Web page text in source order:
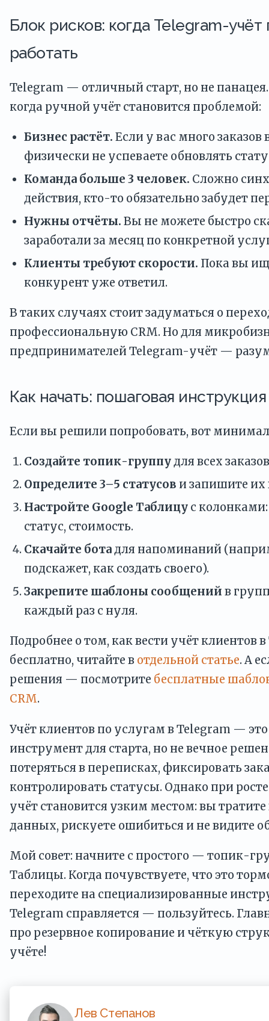
Блок рисков: когда Telegram-учёт
работать
Telegram — отличный старт, но не
когда ручной учёт становится проблемой:
Бизнес растёт. Если у вас много заказов
физически не успеваете обновлять
Команда больше 3 человек. Сложно
действия, кто-то обязательно забудет
Нужны отчёты. Вы не можете быстро
заработали за месяц по конкретной
Клиенты требуют скорости. Пока вы
конкурент уже ответил.
В таких случаях стоит задуматься о
профессиональную CRM. Но для
предпринимателей Telegram-учёт —
Как начать: пошаговая инструкция
Если вы решили попробовать, вот
Создайте топик-группудля всех
Определите 3–5 статусов и запишите их
Настройте Google Таблицу с
статус, стоимость.
Скачайте ботадля напоминаний
подскажет, как создать своего).
Закрепите шаблоны сообщений в
каждый раз с нуля.
Подробнее о том, как вести учёт клиентов
бесплатно, читайте в отдельной статье. А
решения — посмотрите бесплатные
CRM.
Учёт клиентов по услугам в Telegram —
инструмент для старта, но не вечное
потеряться в переписках, фиксировать
контролировать статусы. Однако при
учёт становится узким местом: вы
данных, рискуете ошибиться и не видите
Мой совет: начните с простого — топик-
Таблицы. Когда почувствуете, что это
переходите на специализированные
Telegram справляется — пользуйтесь.
про резервное копирование и чёткую
учёте!
Лев Степанов